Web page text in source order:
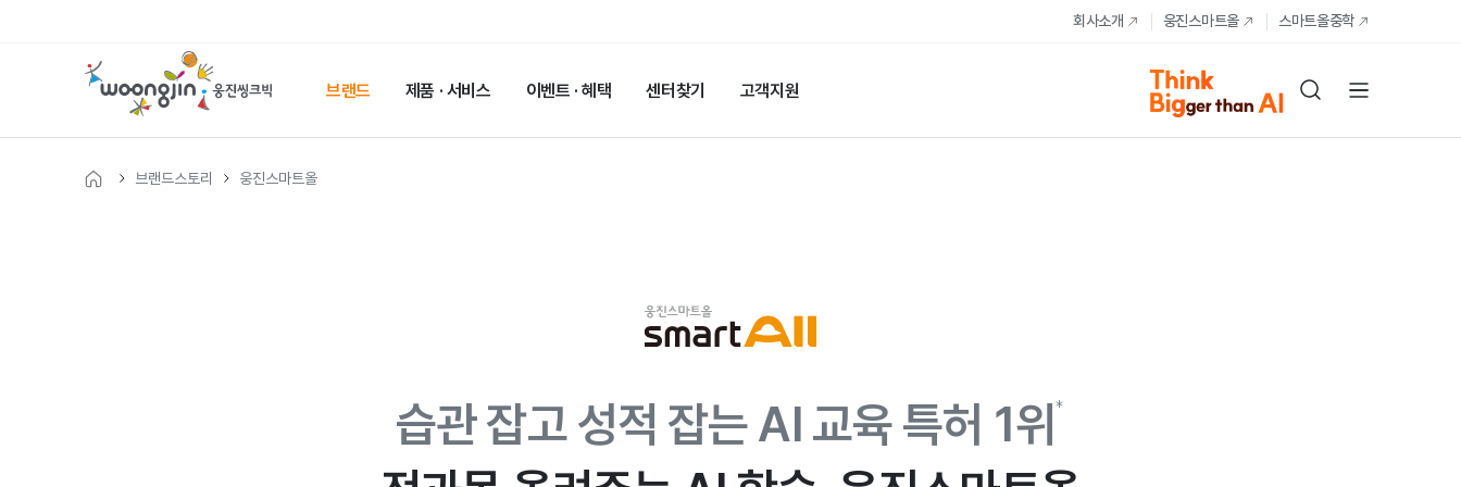
회사소개 웅진스마트올 스마트올중학
웅
진
크
빅
메
브랜드 제품 · 서비스 이벤트 · 혜택 센터찾기 고객지원
브랜드스토리 웅진스마트올
습관 잡고 성적 잡는 AI 교육 특허 1위